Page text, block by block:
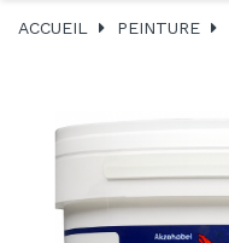
navigation
ACCUEIL PEINTURE